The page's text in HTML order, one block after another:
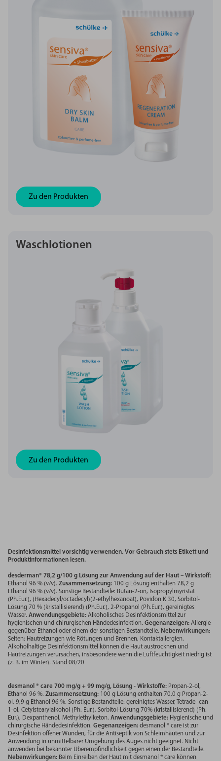
Zu den Produkten
Waschlotionen
Zu den Produkten
Desinfektionsmittel vorsichtig verwenden. Vor Gebrauch stets Etikett und
Produktinformationen lesen.
desderman® 78,2 g/100 g Lösung zur Anwendung auf der Haut – Wirkstoff:
Ethanol 96 % (v/v). Zusammensetzung: 100 g Lösung enthalten 78,2 g
Ethanol 96 % (v/v). Sonstige Bestandteile: Butan-2-on, Isopropylmyristat
(Ph.Eur.), (Hexadecyl/octadecyl)(2-ethylhexanoat), Povidon K 30, Sorbitol-
Lösung 70 % (kristallisierend) (Ph.Eur.), 2-Propanol (Ph.Eur.), gereinigtes
Wasser. Anwendungsgebiete: Alkoholisches Desinfektionsmittel zur
hygienischen und chirurgischen Händedesinfektion. Gegenanzeigen: Allergie
gegenüber Ethanol oder einem der sonstigen Bestandteile. Nebenwirkungen:
Selten: Hautreizungen wie Rötungen und Brennen, Kontaktallergien.
Alkoholhaltige Desinfektionsmittel können die Haut austrocknen und
Hautreizungen verursachen, insbesondere wenn die Luftfeuchtigkeit niedrig ist
(z. B. im Winter). Stand 08/20
desmanol ® care 700 mg/g + 99 mg/g, Lösung - Wirkstoffe: Propan-2-ol,
Ethanol 96 %. Zusammensetzung: 100 g Lösung enthalten 70,0 g Propan-2-
ol, 9,9 g Ethanol 96 %. Sonstige Bestandteile: gereinigtes Wasser, Tetrade- can-
1-ol, Cetylstearylalkohol (Ph. Eur.), Sorbitol-Lösung 70% (kristallisierend) (Ph.
Eur.), Dexpanthenol, Methylethylketon. Anwendungsgebiete: Hygienische und
chirurgische Händedesinfektion. Gegenanzeigen: desmanol ® care ist zur
Desinfektion offener Wunden, für die Antiseptik von Schleimhäuten und zur
Anwendung in unmittelbarer Umgebung des Auges nicht geeignet. Nicht
anwenden bei bekannter Überempfindlichkeit gegen einen der Bestandteile.
Nebenwirkungen: Beim Einreiben der Haut mit desmanol ® care können